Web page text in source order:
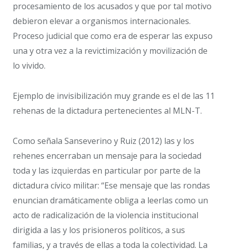
procesamiento de los acusados y que por tal motivo
debieron elevar a organismos internacionales.
Proceso judicial que como era de esperar las expuso
una y otra vez a la revictimización y movilización de
lo vivido.
​Ejemplo de invisibilización muy grande es el de las 11
rehenas de la dictadura pertenecientes al MLN-T.
Como señala Sanseverino y Ruiz (2012) las y los
rehenes encerraban un mensaje para la sociedad
toda y las izquierdas en particular por parte de la
dictadura cívico militar: “Ese mensaje que las rondas
enuncian dramáticamente obliga a leerlas como un
acto de radicalización de la violencia institucional
dirigida a las y los prisioneros políticos, a sus
familias, y a través de ellas a toda la colectividad. La